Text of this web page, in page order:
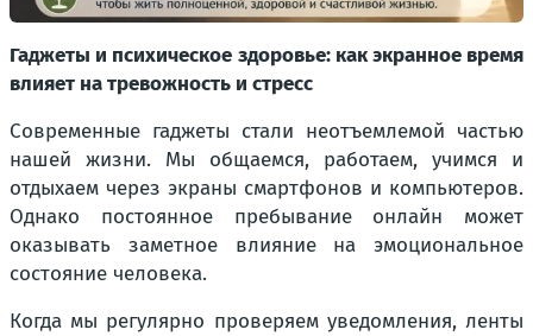
Гаджеты и психическое здоровье: как экранное время
влияет на тревожность и стресс
Современные гаджеты стали неотъемлемой частью
нашей жизни. Мы общаемся, работаем, учимся и
отдыхаем через экраны смартфонов и компьютеров.
Однако постоянное пребывание онлайн может
оказывать заметное влияние на эмоциональное
состояние человека.
Когда мы регулярно проверяем уведомления, ленты